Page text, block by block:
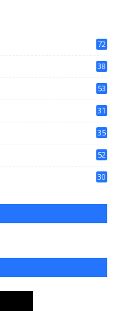
72
38
53
31
35
52
30